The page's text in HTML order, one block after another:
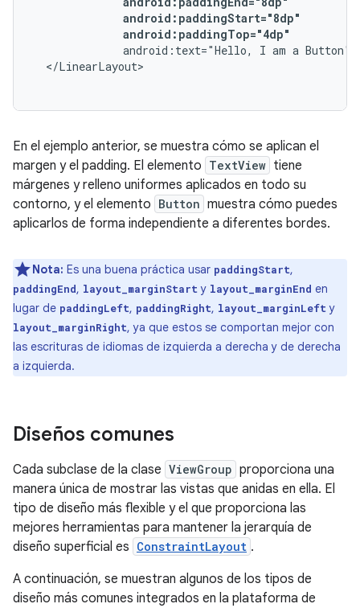
android:paddingTop="4dp"
android:text="Hello,
I am a Button"
En el ejemplo anterior, se muestra cómo se aplican el
margen y el padding. El elemento TextView tiene
márgenes y relleno uniformes aplicados en todo su
contorno, y el elemento Button muestra cómo puedes
aplicarlos de forma independiente a diferentes bordes.
Nota: Es una buena práctica usar paddingStart,
paddingEnd, layout_marginStarty layout_marginEnd en
lugar de paddingLeft, paddingRight, layout_marginLefty
layout_marginRight, ya que estos se comportan mejor con
las escrituras de idiomas de izquierda a derecha y de derecha
a izquierda.
Diseños comunes
Cada subclase de la clase ViewGroup proporciona una
manera única de mostrar las vistas que anidas en ella. El
tipo de diseño más flexible y el que proporciona las
mejores herramientas para mantener la jerarquía de
diseño superficial es ConstraintLayout .
A continuación, se muestran algunos de los tipos de
diseño más comunes integrados en la plataforma de